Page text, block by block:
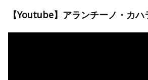
【Youtube】アランチーノ・カハ